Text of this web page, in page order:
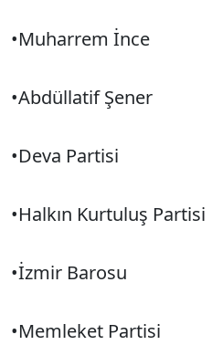
•Muharrem İnce
•Abdüllatif Şener
•Deva Partisi
•Halkın Kurtuluş Partisi
•İzmir Barosu
•Memleket Partisi